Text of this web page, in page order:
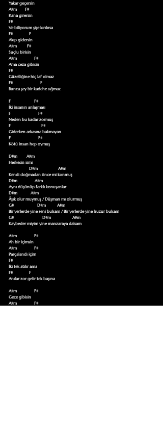
Yakar geçersin
A#m        F#
Kana girersin
F#
Ve biliyorum şişe kırılırsa
F#                F
Akıp gidersin
A#m          F#
Suçlu birisin
A#m                 F#
Ama ceza gibisin
F#
Güzelliğine hiç laf olmaz
F#                           F
Bunca şey bir kadehe sığmaz
F                       F#
İki insanın anlaşması
F                           F#
Neden bu kadar zormuş
F                              F#
Giderken arkasına bakmayan
F                           F#
Kötü insan hep oymuş
D#m         A#m
Herkesin ismi
Kendi doğmadan önce mi konmuş
D#m                 A#m
Aynı düşünüp farklı konuşanlar
D#m             A#m
Âşık olur muymuş / Düşman mı olurmuş
G#                       D#m           A#m
Bir yerlerde yine seni bulsam / Bir yerlerde yine huzur bulsam
G#                            D#m                     A#m
Kaybeder miyim yine manzaraya dalsam
A#m                 F#
Ah bir içimsin
A#m                 F#
Parçalandı içim
F#
İki tek atılır ama
F#                F
Anılar zor gelir tek başına
A#m                 F#
Gece gibisin
A#m                 F#